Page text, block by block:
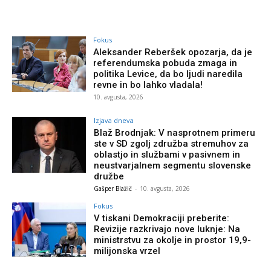
Fokus
Aleksander Reberšek opozarja, da je
referendumska pobuda zmaga in
politika Levice, da bo ljudi naredila
revne in bo lahko vladala!
10. avgusta, 2026
Izjava dneva
Blaž Brodnjak: V nasprotnem primeru
ste v SD zgolj združba stremuhov za
oblastjo in službami v pasivnem in
neustvarjalnem segmentu slovenske
družbe
Gašper Blažič - 10. avgusta, 2026
Fokus
V tiskani Demokraciji preberite:
Revizije razkrivajo nove luknje: Na
ministrstvu za okolje in prostor 19,9-
milijonska vrzel